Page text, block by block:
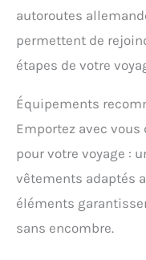
autoroutes
permettent de
étapes de votre
Équipements
Emportez avec
pour votre voyage :
vêtements adaptés
éléments
sans encombre.